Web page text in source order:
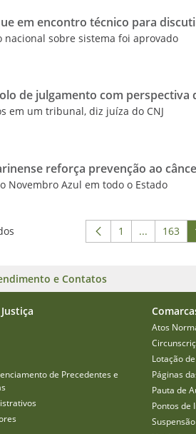
em encontro técnico para
sobre sistema foi aprovado
de julgamento com perspectiva
em um tribunal, diz juíza do CNJ
reforça prevenção ao
Novembro Azul em todo o Estado
Página
1 ...Páginas
163
e Contatos
de Precedentes e
Atos
Lotação
Páginas
Pauta de
Pontos de